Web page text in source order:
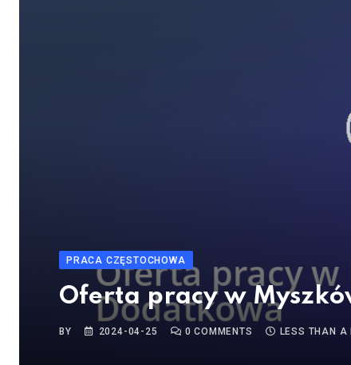
PRACA CZĘSTOCHOWA
Oferta pracy w
BY 2024-04-25 0 COMMENTS LESS THAN A